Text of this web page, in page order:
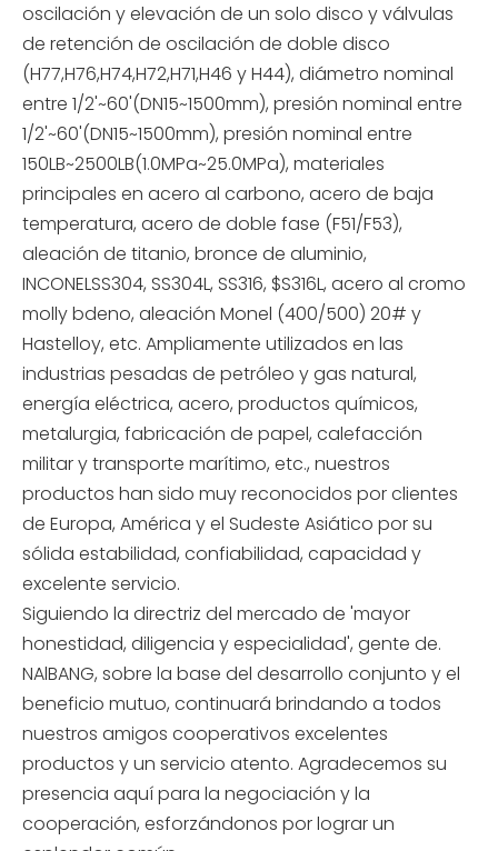
oscilación y elevación de un solo disco y válvulas
de retención de oscilación de doble disco
(H77,H76,H74,H72,H71,H46 y H44), diámetro nominal
entre 1/2'~60'(DN15~1500mm), presión nominal entre
1/2'~60'(DN15~1500mm), presión nominal entre
150LB~2500LB(1.0MPa~25.0MPa), materiales
principales en acero al carbono, acero de baja
temperatura, acero de doble fase (F51/F53),
aleación de titanio, bronce de aluminio,
INCONELSS304, SS304L, SS316, $S316L, acero al cromo
molly bdeno, aleación Monel (400/500) 20# y
Hastelloy, etc. Ampliamente utilizados en las
industrias pesadas de petróleo y gas natural,
energía eléctrica, acero, productos químicos,
metalurgia, fabricación de papel, calefacción
militar y transporte marítimo, etc., nuestros
productos han sido muy reconocidos por clientes
de Europa, América y el Sudeste Asiático por su
sólida estabilidad, confiabilidad, capacidad y
excelente servicio.
Siguiendo la directriz del mercado de 'mayor
honestidad, diligencia y especialidad', gente de.
NAlBANG, sobre la base del desarrollo conjunto y el
beneficio mutuo, continuará brindando a todos
nuestros amigos cooperativos excelentes
productos y un servicio atento. Agradecemos su
presencia aquí para la negociación y la
cooperación, esforzándonos por lograr un